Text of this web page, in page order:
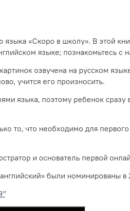
«Скоро в школу». В этой
языке; познакомьтесь
озвучена на русском
учится его произносить.
языка, поэтому ребенок
то, что необходимо для
и основатель первой
были номинированы